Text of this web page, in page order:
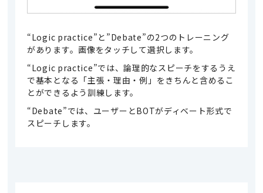
“Logic practice”と”Debate”の2つのトレーニング
があります。画像をタッチして選択します。
“Logic practice”では、論理的なスピーチをするうえ
で基本となる「主張・理由・例」をきちんと含めるこ
とができるよう訓練します。
“Debate”では、ユーザーとBOTがディベート形式で
スピーチします。